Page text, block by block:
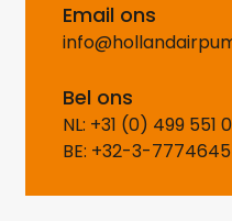
Email ons
Bel ons
NL: +31 (0) 499 551
BE: +32-3-7774645